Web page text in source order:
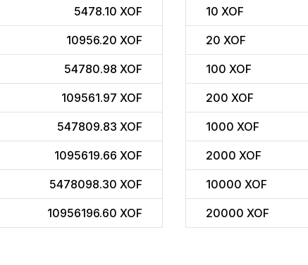
5478.10 XOF
10956.20 XOF
54780.98 XOF
109561.97 XOF
547809.83 XOF
1095619.66 XOF
5478098.30 XOF
10956196.60 XOF
10 XOF
20 XOF
100 XOF
200 XOF
1000 XOF
2000 XOF
10000 XOF
20000 XOF